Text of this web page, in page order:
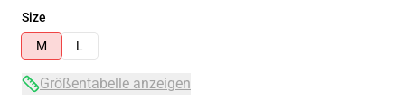
Size
M
L
Größentabelle anzeigen